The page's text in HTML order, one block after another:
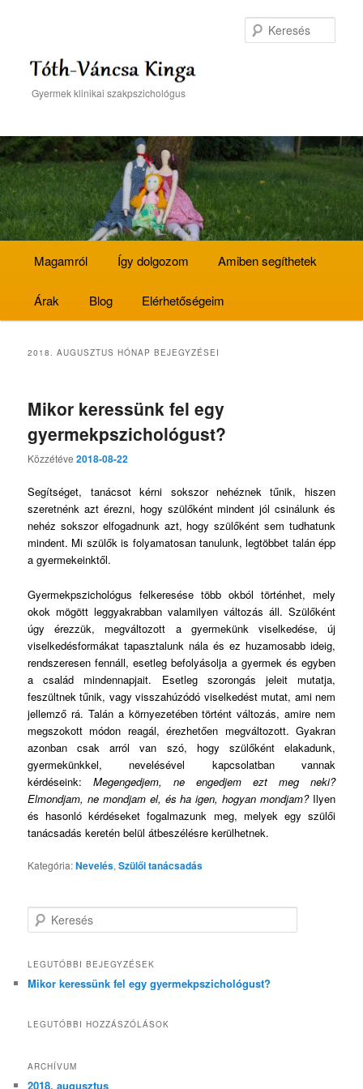
Tóth-Váncsa Kinga
Gyermek klinikai szakpszichológus
Tovább
az
Tovább
a
Magamról Így dolgozom Amiben segíthetek
Árak Blog Elérhetőségeim
2018. AUGUSZTUS HÓNAP BEJEGYZÉSEI
Mikor keressünk fel egy
gyermekpszichológust?
Közzétéve2018-08-22
Segítséget, tanácsot kérni sokszor nehéznek tűnik, hiszen
szeretnénk azt érezni, hogy szülőként mindent jól csinálunk és
nehéz sokszor elfogadnunk azt, hogy szülőként sem tudhatunk
mindent. Mi szülők is folyamatosan tanulunk, legtöbbet talán épp
a gyermekeinktől.
Gyermekpszichológus felkeresése több okból történhet, mely
okok mögött leggyakrabban valamilyen változás áll. Szülőként
úgy érezzük, megváltozott a gyermekünk viselkedése, új
viselkedésformákat tapasztalunk nála és ez huzamosabb ideig,
rendszeresen fennáll, esetleg befolyásolja a gyermek és egyben
a család mindennapjait. Esetleg szorongás jeleit mutatja,
feszültnek tűnik, vagy visszahúzódó viselkedést mutat, ami nem
jellemző rá. Talán a környezetében történt változás, amire nem
megszokott módon reagál, érezhetően megváltozott. Gyakran
azonban csak arról van szó, hogy szülőként elakadunk,
gyermekünkkel, nevelésével kapcsolatban vannak
kérdéseink:Megengedjem, ne engedjem ezt meg neki?
Elmondjam, ne mondjam el, és ha igen, hogyan mondjam? Ilyen
és hasonló kérdéseket fogalmazunk meg, melyek egy szülői
tanácsadás keretén belül átbeszélésre kerülhetnek.
Kategória:Nevelés,Szülői tanácsadás
e
e
é
LEGUTÓBBI BEJEGYZÉSEK
Mikor keressünk fel egy gyermekpszichológust?
LEGUTÓBBI HOZZÁSZÓLÁSOK
ARCHÍVUM
2018. augusztus